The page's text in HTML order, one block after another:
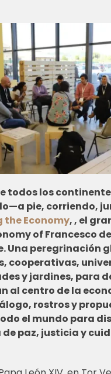
todos los
pie, corriendo,
Economy, , el
of Francesco
Una peregrinación
cooperativas,
y jardines, para
al centro de la
rostros y
el mundo para
paz, justicia y